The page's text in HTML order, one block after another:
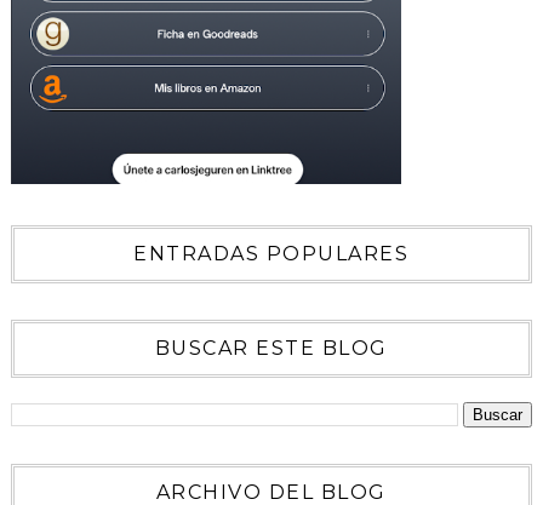
ENTRADAS POPULARES
BUSCAR ESTE BLOG
ARCHIVO DEL BLOG